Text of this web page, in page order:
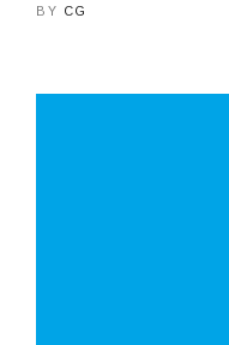
BY CG